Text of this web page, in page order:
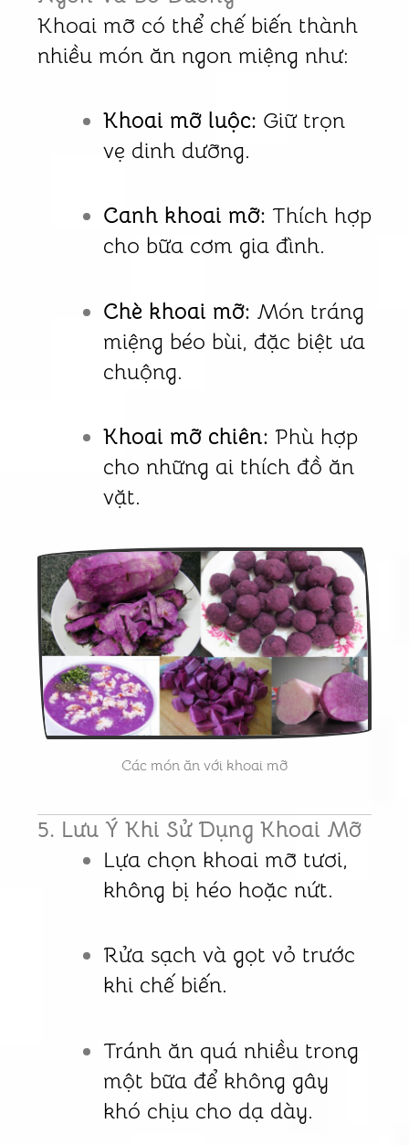
Khoai mỡ có thể chế biến thành
nhiều món ăn ngon miệng như:
Khoai mỡ luộc: Giữ trọn
vẹ dinh dưỡng.
Canh khoai mỡ: Thích hợp
cho bữa cơm gia đình.
Chè khoai mỡ: Món tráng
miệng béo bùi, đặc biệt ưa
chuộng.
Khoai mỡ chiên: Phù hợp
cho những ai thích đồ ăn
vặt.
Các món ăn với khoai mỡ
5. Lưu Ý Khi Sử Dụng Khoai Mỡ
Lựa chọn khoai mỡ tươi,
không bị héo hoặc nứt.
Rửa sạch và gọt vỏ trước
khi chế biến.
Tránh ăn quá nhiều trong
một bữa để không gây
khó chịu cho dạ dày.